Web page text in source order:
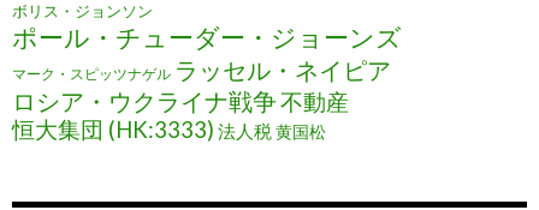
ボリス・ジョンソン
ポール・チューダー・ジョーンズ
マーク・スピッツナゲル ラッセル・ネイピア
ロシア・ウクライナ戦争不動産
恒大集団 (HK:3333) 法人税黄国松